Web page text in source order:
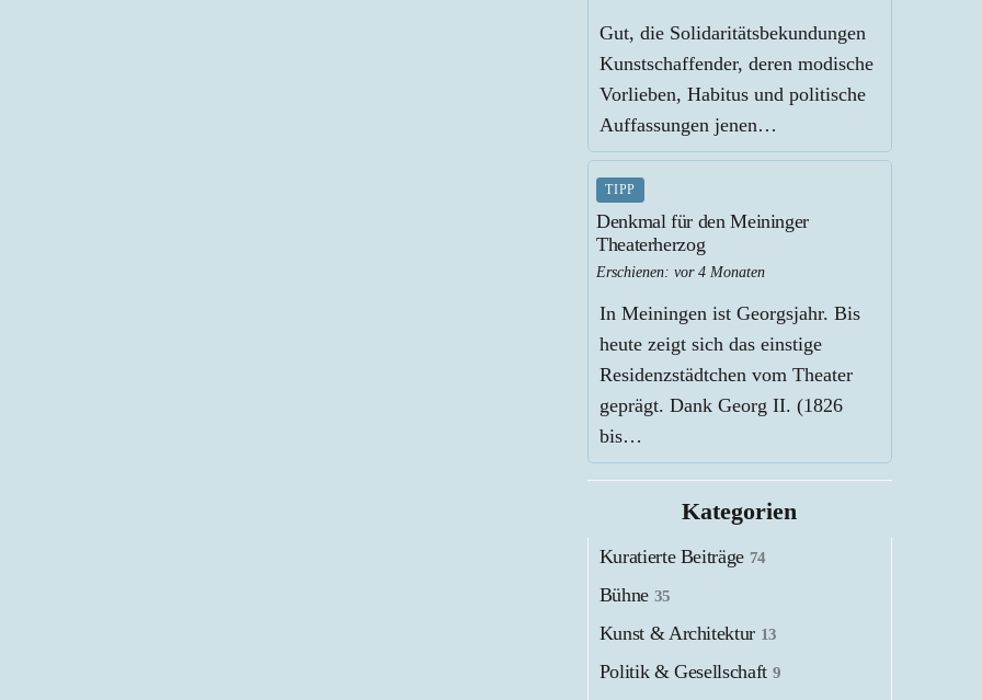
Gut, die Solidaritätsbekundungen
Kunstschaffender, deren modische
Vorlieben, Habitus und politische
Auffassungen jenen…
TIPP
Denkmal für den Meininger
Theaterherzog
Erschienen: vor 4 Monaten
In Meiningen ist Georgsjahr. Bis
heute zeigt sich das einstige
Residenzstädtchen vom Theater
geprägt. Dank Georg II. (1826
bis…
Kategorien
Kuratierte Beiträge 74
Bühne 35
Kunst & Architektur 13
Politik & Gesellschaft 9